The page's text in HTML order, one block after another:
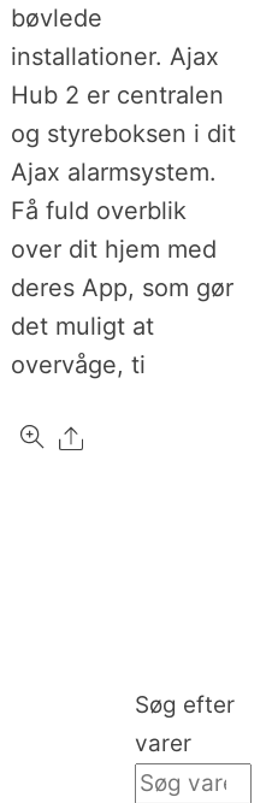
bøvlede
installationer. Ajax
Hub 2 er centralen
og styreboksen i dit
Ajax alarmsystem.
Få fuld overblik
over dit hjem med
deres App, som gør
det muligt at
overvåge, ti
Share
Søg efter
varer